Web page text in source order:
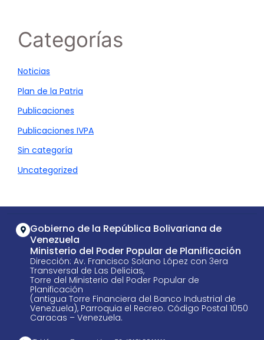
Categorías
Noticias
Plan de la Patria
Publicaciones
Publicaciones IVPA
Sin categoría
Uncategorized
Gobierno de la República Bolivariana de
Venezuela
Ministerio del Poder Popular de Planificación
Dirección: Av. Francisco Solano López con 3era
Transversal de Las Delicias,
Torre del Ministerio del Poder Popular de
Planificación
(antigua Torre Financiera del Banco Industrial de
Venezuela), Parroquia el Recreo. Código Postal 1050
Caracas – Venezuela.